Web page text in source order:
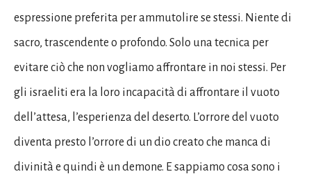
espressione preferita per ammutolire se stessi. Niente di
sacro, trascendente o profondo. Solo una tecnica per
evitare ciò che non vogliamo affrontare in noi stessi. Per
gli israeliti era la loro incapacità di affrontare il vuoto
dell’attesa, l’esperienza del deserto. L’orrore del vuoto
diventa presto l’orrore di un dio creato che manca di
divinità e quindi è un demone. E sappiamo cosa sono i